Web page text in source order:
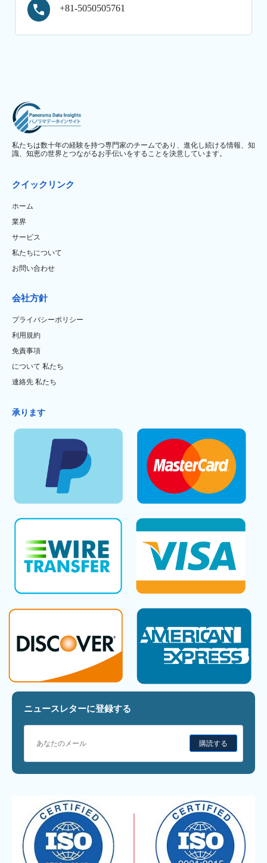
+81-5050505761
私たちは数十年の経験を持つ専門家のチームであり、進化し続ける情報、知
識、知恵の世界とつながるお手伝いをすることを決意しています。
クイックリンク
ホーム
業界
サービス
私たちについて
お問い合わせ
会社方針
プライバシーポリシー
利用規約
免責事項
について 私たち
連絡先 私たち
承ります
ニュースレターに登録する
購読する